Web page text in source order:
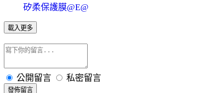
矽柔保護膜@E@
載入更多
公開留言 私密留言
發佈留言